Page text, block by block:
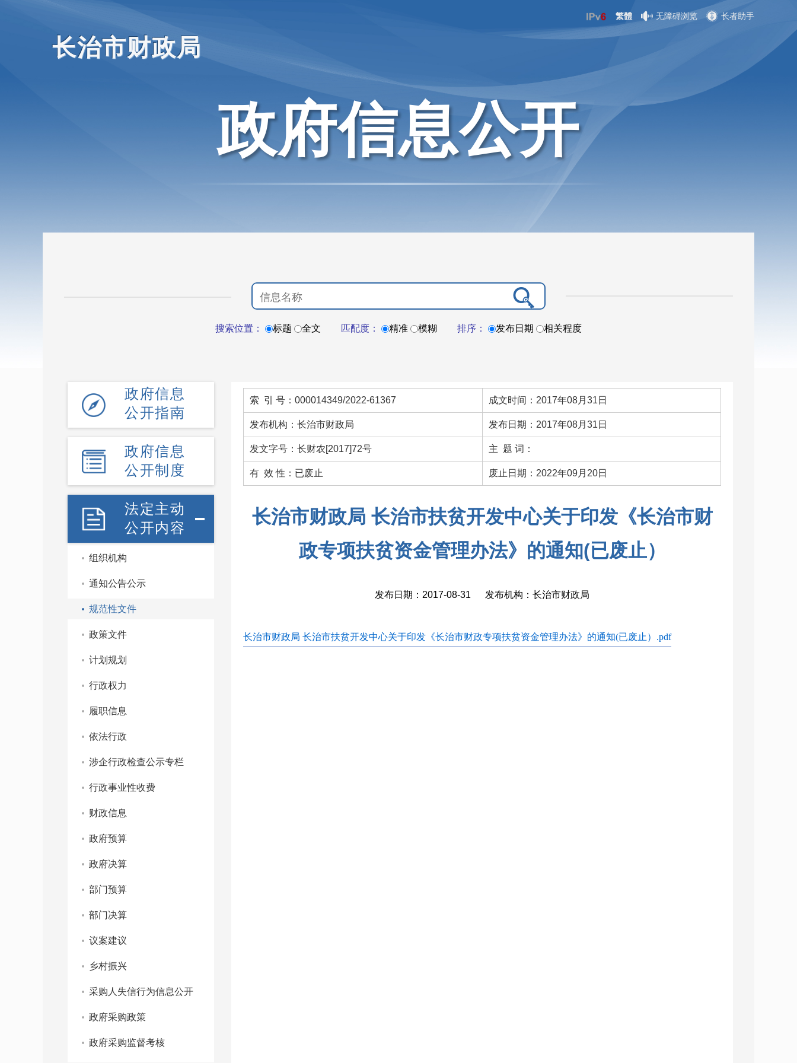
长治市财政局
繁體 无障碍浏览 长者助手
政府信息公开
搜索位置： 标题 全文 匹配度： 精准 模糊 排序： 发布日期 相关程度
政府信息
公开指南
政府信息
公开制度
法定主动
公开内容
组织机构
通知公告公示
规范性文件
政策文件
计划规划
行政权力
履职信息
依法行政
涉企行政检查公示专栏
行政事业性收费
财政信息
政府预算
政府决算
部门预算
部门决算
议案建议
乡村振兴
采购人失信行为信息公开
政府采购政策
政府采购监督考核
索 引 号：000014349/2022-61367 成文时间：2017年08月31日
发布机构：长治市财政局 发布日期：2017年08月31日
发文字号：长财农[2017]72号 主 题 词：
有 效 性：已废止 废止日期：2022年09月20日
长治市财政局 长治市扶贫开发中心关于印发《长治市财
政专项扶贫资金管理办法》的通知(已废止）
发布日期：2017-08-31 发布机构：长治市财政局
长治市财政局 长治市扶贫开发中心关于印发《长治市财政专项扶贫资金管理办法》的通知(已废止）.pdf